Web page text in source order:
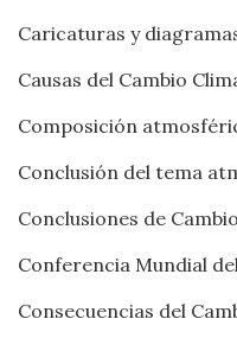
Caricaturas y
Causas del Cambio
Composición
Conclusión del tema
Conclusiones de
Conferencia Mundial
Consecuencias del